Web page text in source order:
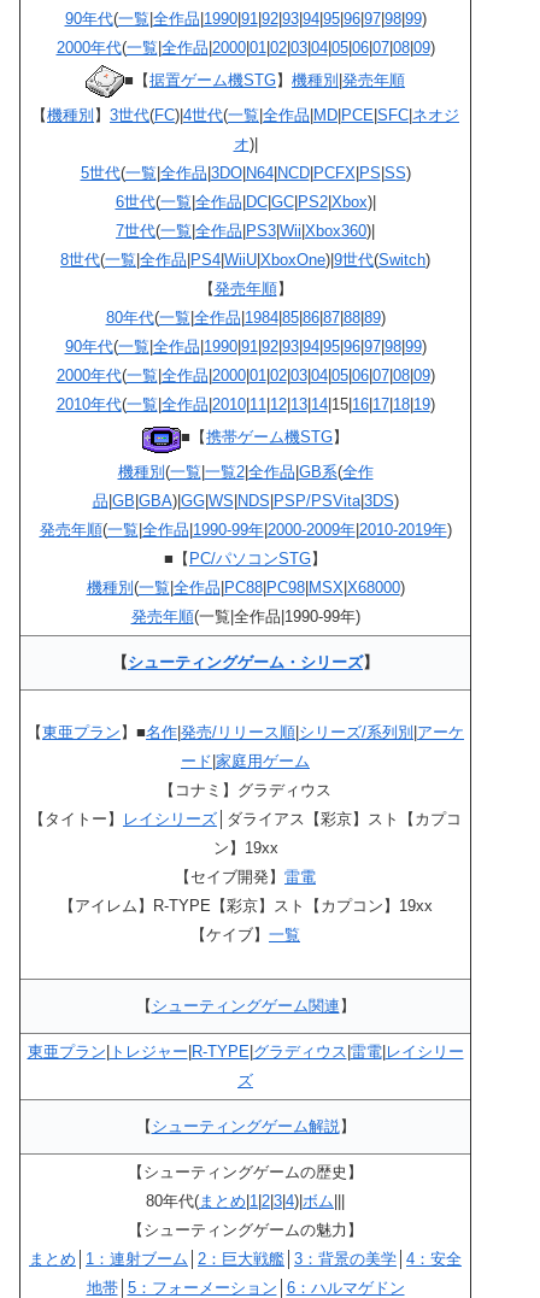
90年代(一覧 全作品 1990| 91 92| 93| 94| 95| 96| 97| 98| 99)
2000年代(一覧 全作品 2000| 01 02| 03| 04| 05| 06| 07| 08| 09)
■【据置ゲーム機STG】 機種別 発売年順
【機種別 】 3世代(FC)| 4世代(一覧 全作品 MD PCE SFC ネオジ
オ)|
5世代(一覧 全作品 3DO| N64| NCD| PCFX PS SS)
6世代(一覧 全作品 DC| GC| PS2| Xbox)|
7世代(一覧 全作品 PS3 Wii Xbox360)|
8世代(一覧 全作品 PS4 WiiU XboxOne)| 9世代(Switch)
【発売年順】
80年代(一覧 全作品 1984| 85| 86| 87| 88| 89)
90年代(一覧 全作品 1990| 91 92| 93| 94| 95| 96| 97| 98| 99)
2000年代(一覧 全作品 2000| 01 02| 03| 04| 05| 06| 07| 08| 09)
2010年代(一覧 全作品 2010| 11 12| 13| 14|15| 16| 17| 18| 19)
■【携帯ゲーム機STG】
機種別 (一覧 一覧2| 全作品 GB系(全作
品 GB GBA)| GG| WS NDS PSP/PSVita| 3DS)
発売年順(一覧 全作品 1990-99年| 2000-2009年| 2010-2019年)
■【 PC/パソコンSTG】
機種別 (一覧 全作品 PC88| PC98| MSX X68000)
発売年順(一覧|全作品|1990-99年)
【シューティングゲーム・シリーズ】
【東亜プラン 】■名作 発売/リリース順 シリーズ/系列別 アーケ
ード 家庭用ゲーム
【コナミ】グラディウス
【タイトー】
レイシリーズ │ダライアス【彩京】スト【カプコ
ン】19xx
【セイブ開発】 雷電
【アイレム】R-TYPE【彩京】スト【カプコン】19xx
【ケイブ】 一覧
【 シューティングゲーム関連 】
東亜プラン トレジャー R-TYPE グラディウス 雷電| レイシリー
ズ
【 シューティングゲーム解説 】
【シューティングゲームの歴史】
80年代( まとめ 1 2 3 4)| ボム
【シューティングゲームの魅力】
まとめ
1：連射ブーム 2：巨大戦艦 3：背景の美学 4：安全
地帯│ 5：フォーメーション 6：ハルマゲドン